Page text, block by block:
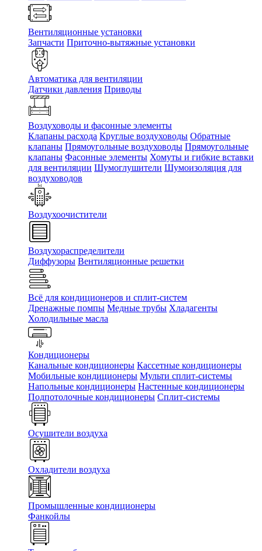
Вентиляционные установки
Запчасти Приточно-вытяжные установки
Автоматика для вентиляции
Датчики давления Приводы
Воздуховоды и фасонные элементы
Клапаны расхода Круглые воздуховоды Обратные
клапаны Прямоугольные воздуховоды Прямоугольные
клапаны Фасонные элементы Хомуты и гибкие вставки
для вентиляции Шумоглушители Шумоизоляция для
воздуховодов
Воздухоочистители
Воздухораспределители
Диффузоры Вентиляционные решетки
Всё для кондиционеров и сплит-систем
Дренажные помпы Медные трубы Хладагенты
Холодильные масла
Кондиционеры
Канальные кондиционеры Кассетные кондиционеры
Мобильные кондиционеры Мульти сплит-системы
Напольные кондиционеры Настенные кондиционеры
Подпотолочные кондиционеры Сплит-системы
Осушители воздуха
Охладители воздуха
Промышленные кондиционеры
Фанкойлы